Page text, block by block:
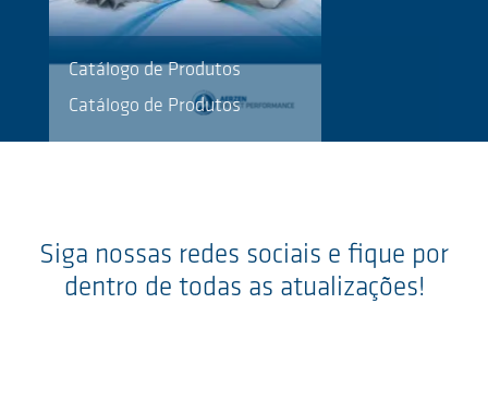
Catálogo de Produtos
Catálogo de Produtos
Siga nossas redes sociais e fique por
dentro de todas as atualizações!